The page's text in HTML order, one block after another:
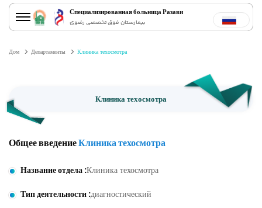
Специализированная больница Разави
بیمارستان فوق تخصصی رضوی
Дом Департаменты Клиника техосмотра
Клиника техосмотра
Общее введениеКлиника техосмотра
Название отдела :Клиника техосмотра
Тип деятельности :диагностический